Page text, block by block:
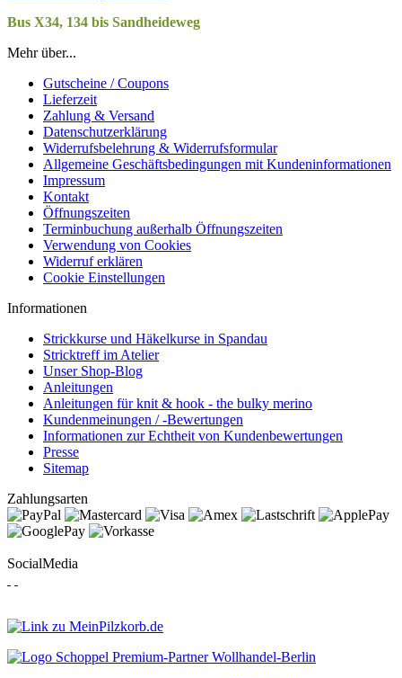
Bus X34, 134 bis Sandheideweg
Mehr über...
Gutscheine / Coupons
Lieferzeit
Zahlung & Versand
Datenschutzerklärung
Widerrufsbelehrung & Widerrufsformular
Allgemeine Geschäftsbedingungen mit Kundeninformationen
Impressum
Kontakt
Öffnungszeiten
Terminbuchung außerhalb Öffnungszeiten
Verwendung von Cookies
Widerruf erklären
Cookie Einstellungen
Informationen
Strickkurse und Häkelkurse in Spandau
Stricktreff im Atelier
Unser Shop-Blog
Anleitungen
Anleitungen für knit & hook - the bulky merino
Kundenmeinungen / -Bewertungen
Informationen zur Echtheit von Kundenbewertungen
Presse
Sitemap
Zahlungsarten
SocialMedia